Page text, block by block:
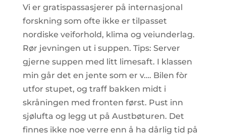
Vi er gratispassasjerer på internasjonal
forskning som ofte ikke er tilpasset
nordiske veiforhold, klima og veiunderlag.
Rør jevningen ut i suppen. Tips: Server
gjerne suppen med litt limesaft. I klassen
min går det en jente som er v…. Bilen fòr
utfor stupet, og traff bakken midt i
skråningen med fronten først. Pust inn
sjølufta og legg ut på Austbøturen. Det
finnes ikke noe verre enn å ha dårlig tid på